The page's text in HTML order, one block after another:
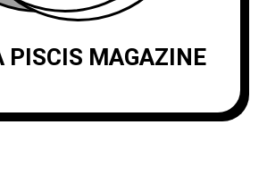
PISCIS MAGAZINE